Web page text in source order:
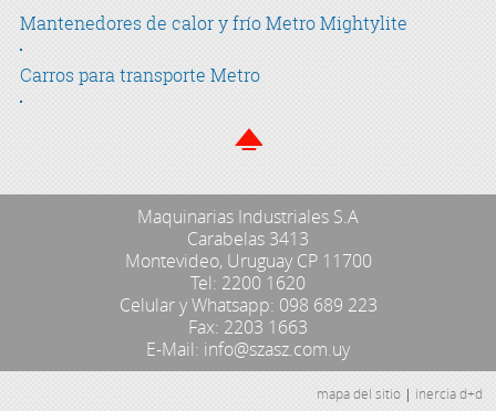
Mantenedores de calor y frío Metro Mightylite
Carros para transporte Metro
Maquinarias Industriales S.A
Carabelas 3413
Montevideo, Uruguay CP 11700
Tel: 2200 1620
Celular y Whatsapp: 098 689 223
Fax: 2203 1663
E-Mail: info@szasz.com.uy
mapa del sitio | inercia d+d